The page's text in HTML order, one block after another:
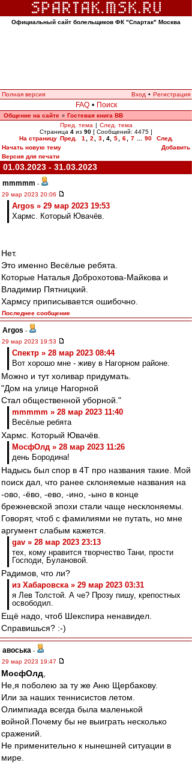
Официальный сайт болельщиков ФК "Спартак" Москва
Полная версия Вход • Регистрация
FAQ • Поиск
Общение на сайте » Гостевая книга ВВ
Пред. тема | След. тема
Страница 4 из 90 [ Сообщений: 4475 ]
На страницу Пред. 1 2 3 4, 5 6 7 90
След.
Начать новую тему
Добавить
Версия для печати
01.03.2023 - 31.03.2023
mmmmm -
29 мар 2023 20:06
Argos » 29 мар 2023 19:53
Хармс. Который Ювачёв.
Нет.
Это именно Весёлые ребята.
Которые Наталья Доброхотова-Майкова и
Владимир Пятницкий.
Хармсу приписывается ошибочно.
Последнее сообщение
Argos -
29 мар 2023 19:53
Спектр » 28 мар 2023 08:44
Вот хорошо мне - живу в Нагорном районе.
Можно и тут холивар придумать.
"Дом на улице Нагорной
Стал общественной уборной."
mmmmm » 28 мар 2023 11:40
Весёлые ребята
Хармс. Который Ювачёв.
МосфОлд » 28 мар 2023 11:26
день Бородина!
Надысь был спор в 4Т про названия такие. Мой
поиск дал, что ранее склоняемые названия на
-ово, -ёво, -ево, -ино, -ыно в конце
брежневской эпохи стали чаще несклоняемы.
Говорят, чтоб с фамилиями не путать, но мне
аргумент слабым кажется.
gav » 28 мар 2023 23:13
тех, кому нравится творчество Тани, прости
Господи, Булановой.
Радимов, что ли?
из Хабаровска » 29 мар 2023 03:31
я Лев Толстой. А че? Прозу пишу, крепостных
освободил.
Ещё надо, чтоб Шекспира ненавидел.
Справишься? :-)
авоська -
29 мар 2023 19:47
МосфОлд
Не,я поболею за ту же Аню Щербакову.
Или за наших теннисистов летом.
Олимпиада всегда была маленькой
войной.Почему бы не выиграть несколько
сражений.
Не применительно к нынешней ситуации в
мире.